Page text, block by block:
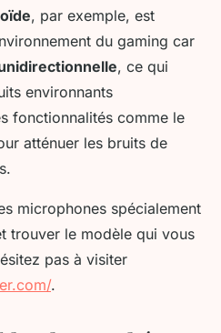
, par exemple, est
du gaming car
, ce qui
environnants
fonctionnalités comme le
atténuer les bruits de
microphones spécialement
trouver le modèle qui vous
pas à visiter
.